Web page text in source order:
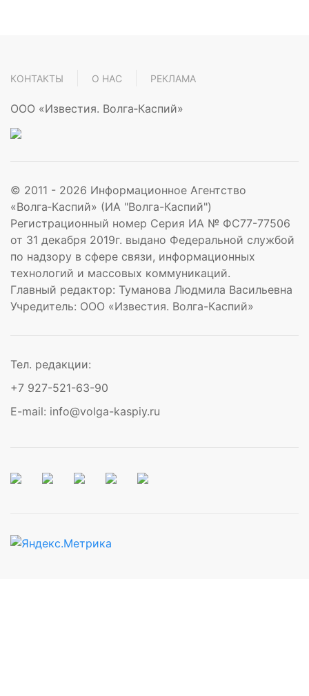
КОНТАКТЫ О НАС РЕКЛАМА
ООО «Известия. Волга‑Каспий»
© 2011 - 2026 Информационное Агентство
«Волга‑Каспий» (ИА "Волга-Каспий")
Регистрационный номер Серия ИА № ФС77-77506
от 31 декабря 2019г. выдано Федеральной службой
по надзору в сфере связи, информационных
технологий и массовых коммуникаций.
Главный редактор: Туманова Людмила Васильевна
Учредитель: ООО «Известия. Волга-Каспий»
Тел. редакции:
+7 927-521-63-90
E-mail: info@volga-kaspiy.ru